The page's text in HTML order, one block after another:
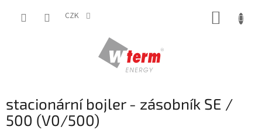
CZK
stacionární bojler - zásobník SE /
500 (V0/500)